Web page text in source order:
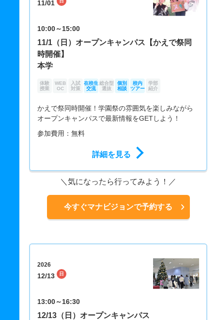
11/01
10:00～15:00
11/1（日）オープンキャンパス【かえで祭同
時開催】
本学
体験
授業
WEB
OC
入試
対策
在校生
交流
総合型
選抜
個別
相談
校内
ツアー
学部
紹介
かえで祭同時開催！学園祭の雰囲気を楽しみながら
オープンキャンパスで最新情報をGETしよう！
参加費用：無料
詳細を見る
気になったら行ってみよう！
今すぐマナビジョンで予約する
2026
12/13 日
13:00～16:30
12/13（日）オープンキャンパス